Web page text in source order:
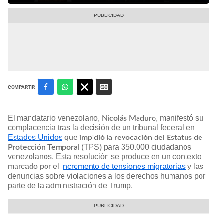
COMPARTIR
El mandatario venezolano, Nicolás Maduro, manifestó su
complacencia tras la decisión de un tribunal federal en
Estados Unidos que impidió la revocación del Estatus de
Protección Temporal
(TPS) para 350.000 ciudadanos
venezolanos. Esta resolución se produce en un contexto
marcado por el incremento de tensiones migratorias y las
denuncias sobre violaciones a los derechos humanos por
parte de la administración de Trump.